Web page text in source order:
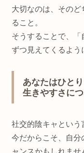
大切なのは、その
ること。
そうすることで、「
ずつ見えてくるよう
あなたはひと
生きやすさに
社交的陰キャという
今だからこそ、自分